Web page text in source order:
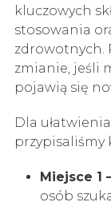
kluczowych
stosowania
zdrowotnych.
zmianie, jeśli
pojawią się
Dla
przypisaliśmy
Miejsce 1
osób